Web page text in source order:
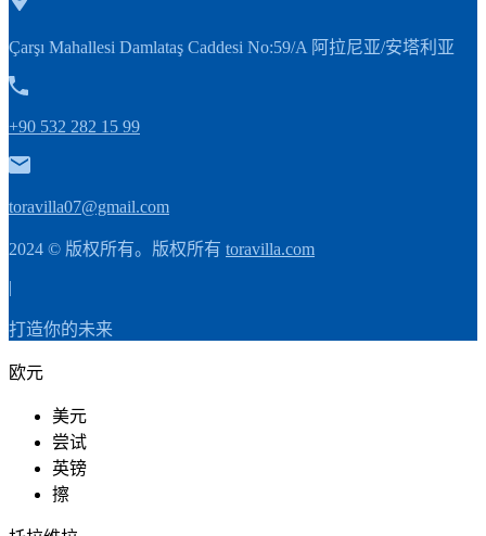
Çarşı Mahallesi Damlataş Caddesi No:59/A 阿拉尼亚/安塔利亚
+90 532 282 15 99
toravilla07@gmail.com
2024 © 版权所有。版权所有 toravilla.com
|
打造你的未来
欧元
美元
尝试
英镑
擦